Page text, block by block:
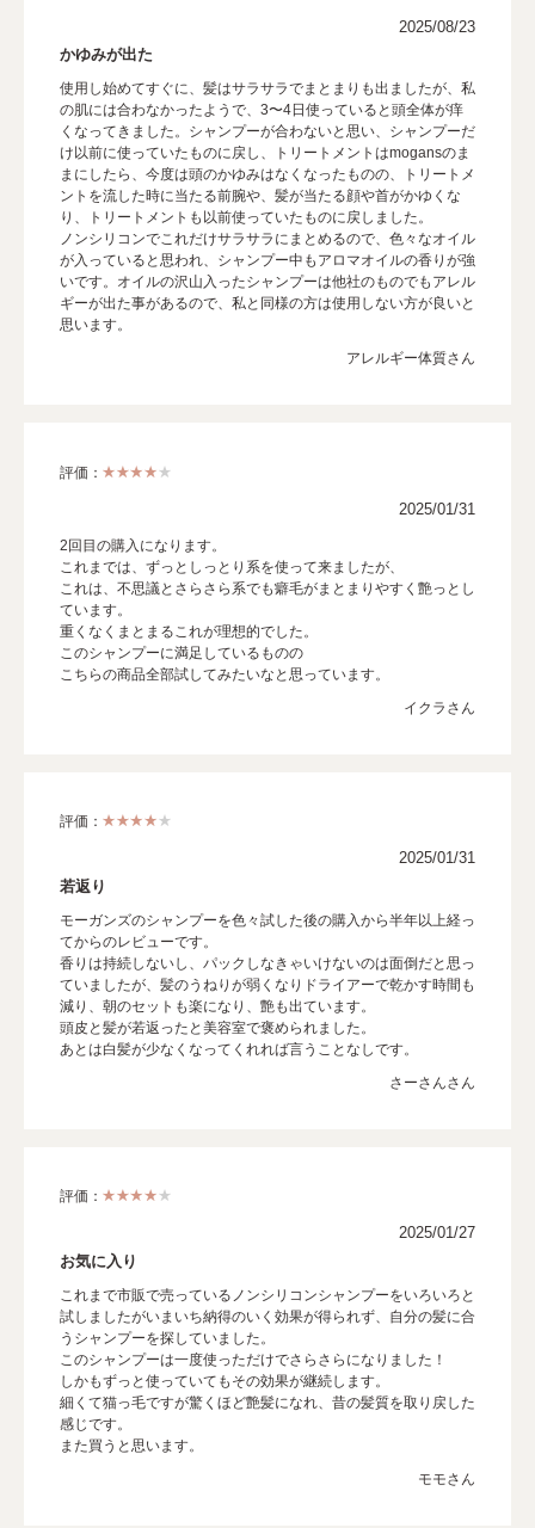
2025/08/23
かゆみが出た
使用し始めてすぐに、髪はサラサラでまとまりも出ましたが、私
の肌には合わなかったようで、3〜4日使っていると頭全体が痒
くなってきました。シャンプーが合わないと思い、シャンプーだ
け以前に使っていたものに戻し、トリートメントはmogansのま
まにしたら、今度は頭のかゆみはなくなったものの、トリートメ
ントを流した時に当たる前腕や、髪が当たる顔や首がかゆくな
り、トリートメントも以前使っていたものに戻しました。
ノンシリコンでこれだけサラサラにまとめるので、色々なオイル
が入っていると思われ、シャンプー中もアロマオイルの香りが強
いです。オイルの沢山入ったシャンプーは他社のものでもアレル
ギーが出た事があるので、私と同様の方は使用しない方が良いと
思います。
アレルギー体質さん
評価：
2025/01/31
2回目の購入になります。
これまでは、ずっとしっとり系を使って来ましたが、
これは、不思議とさらさら系でも癖毛がまとまりやすく艶っとし
ています。
重くなくまとまるこれが理想的でした。
このシャンプーに満足しているものの
こちらの商品全部試してみたいなと思っています。
イクラさん
評価：
2025/01/31
若返り
モーガンズのシャンプーを色々試した後の購入から半年以上経っ
てからのレビューです。
香りは持続しないし、パックしなきゃいけないのは面倒だと思っ
ていましたが、髪のうねりが弱くなりドライアーで乾かす時間も
減り、朝のセットも楽になり、艶も出ています。
頭皮と髪が若返ったと美容室で褒められました。
あとは白髪が少なくなってくれれば言うことなしです。
さーさんさん
評価：
2025/01/27
お気に入り
これまで市販で売っているノンシリコンシャンプーをいろいろと
試しましたがいまいち納得のいく効果が得られず、自分の髪に合
うシャンプーを探していました。
このシャンプーは一度使っただけでさらさらになりました！
しかもずっと使っていてもその効果が継続します。
細くて猫っ毛ですが驚くほど艶髪になれ、昔の髪質を取り戻した
感じです。
また買うと思います。
モモさん